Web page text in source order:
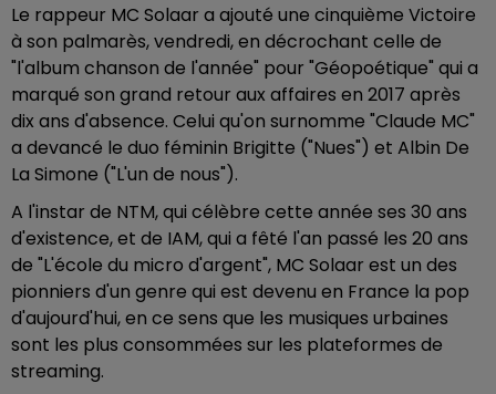
Le rappeur MC Solaar a ajouté une cinquième Victoire
à son palmarès, vendredi, en décrochant celle de
"l'album chanson de l'année" pour "Géopoétique" qui a
marqué son grand retour aux affaires en 2017 après
dix ans d'absence. Celui qu'on surnomme "Claude MC"
a devancé le duo féminin Brigitte ("Nues") et Albin De
La Simone ("L'un de nous").
A l'instar de NTM, qui célèbre cette année ses 30 ans
d'existence, et de IAM, qui a fêté l'an passé les 20 ans
de "L'école du micro d'argent", MC Solaar est un des
pionniers d'un genre qui est devenu en France la pop
d'aujourd'hui, en ce sens que les musiques urbaines
sont les plus consommées sur les plateformes de
streaming.